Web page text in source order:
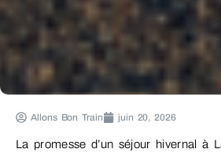
Allons Bon Train juin 20, 2026
La promesse d’un séjour hivernal à